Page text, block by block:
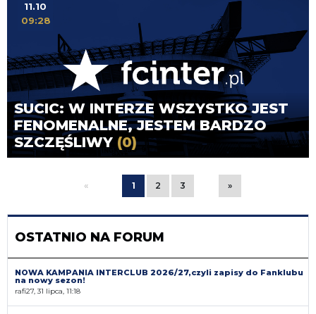
SUCIC: W INTERZE WSZYSTKO JEST
FENOMENALNE, JESTEM BARDZO
SZCZĘŚLIWY (0)
11.10
09:28
« 1 2 3 »
OSTATNIO NA FORUM
NOWA KAMPANIA INTERCLUB 2026/27,czyli zapisy do Fanklubu
na nowy sezon!
rafi27, 31 lipca, 11:18